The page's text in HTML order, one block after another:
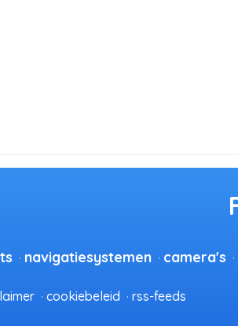
navigatiesystemen camera's
cookiebeleid rss-feeds